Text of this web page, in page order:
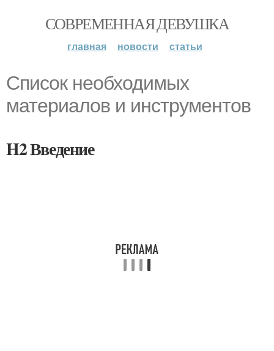
СОВРЕМЕННАЯ ДЕВУШКА
главная новости статьи
Список необходимых
материалов и инструментов
H2 Введение